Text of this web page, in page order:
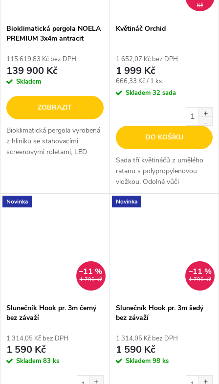
Bioklimatická pergola NOELA
PREMIUM 3x4m antracit
115 619,83 Kč bez DPH
139 900 Kč
Skladem
ZOBRAZIT
Bioklimatická pergola vyrobená
z hliníku se stahovacími
screenovými roletami, LED
zvolte barvu...
Kč
Květináč Orchid
1 652,07 Kč bez DPH
1 999 Kč
Měrná
cena:
666,33 Kč / 1 ks
Skladem 32 sada
DO KOŠÍKU
Sada tří květináčů z umělého
ratanu s polypropylenovou
vložkou. Odolné vůči
povětrnostním vlivům.
Novinka
1 790 Kč
–11 %
Slunečník Hook pr. 3m černý
bez závaží
1 314,05 Kč bez DPH
1 590 Kč
Skladem 83 ks
Novinka
1 790 Kč
–11 %
Slunečník Hook pr. 3m šedý
bez závaží
1 314,05 Kč bez DPH
1 590 Kč
Skladem 98 ks